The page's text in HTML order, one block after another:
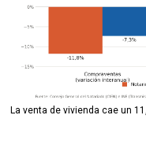
La venta de vivienda cae un